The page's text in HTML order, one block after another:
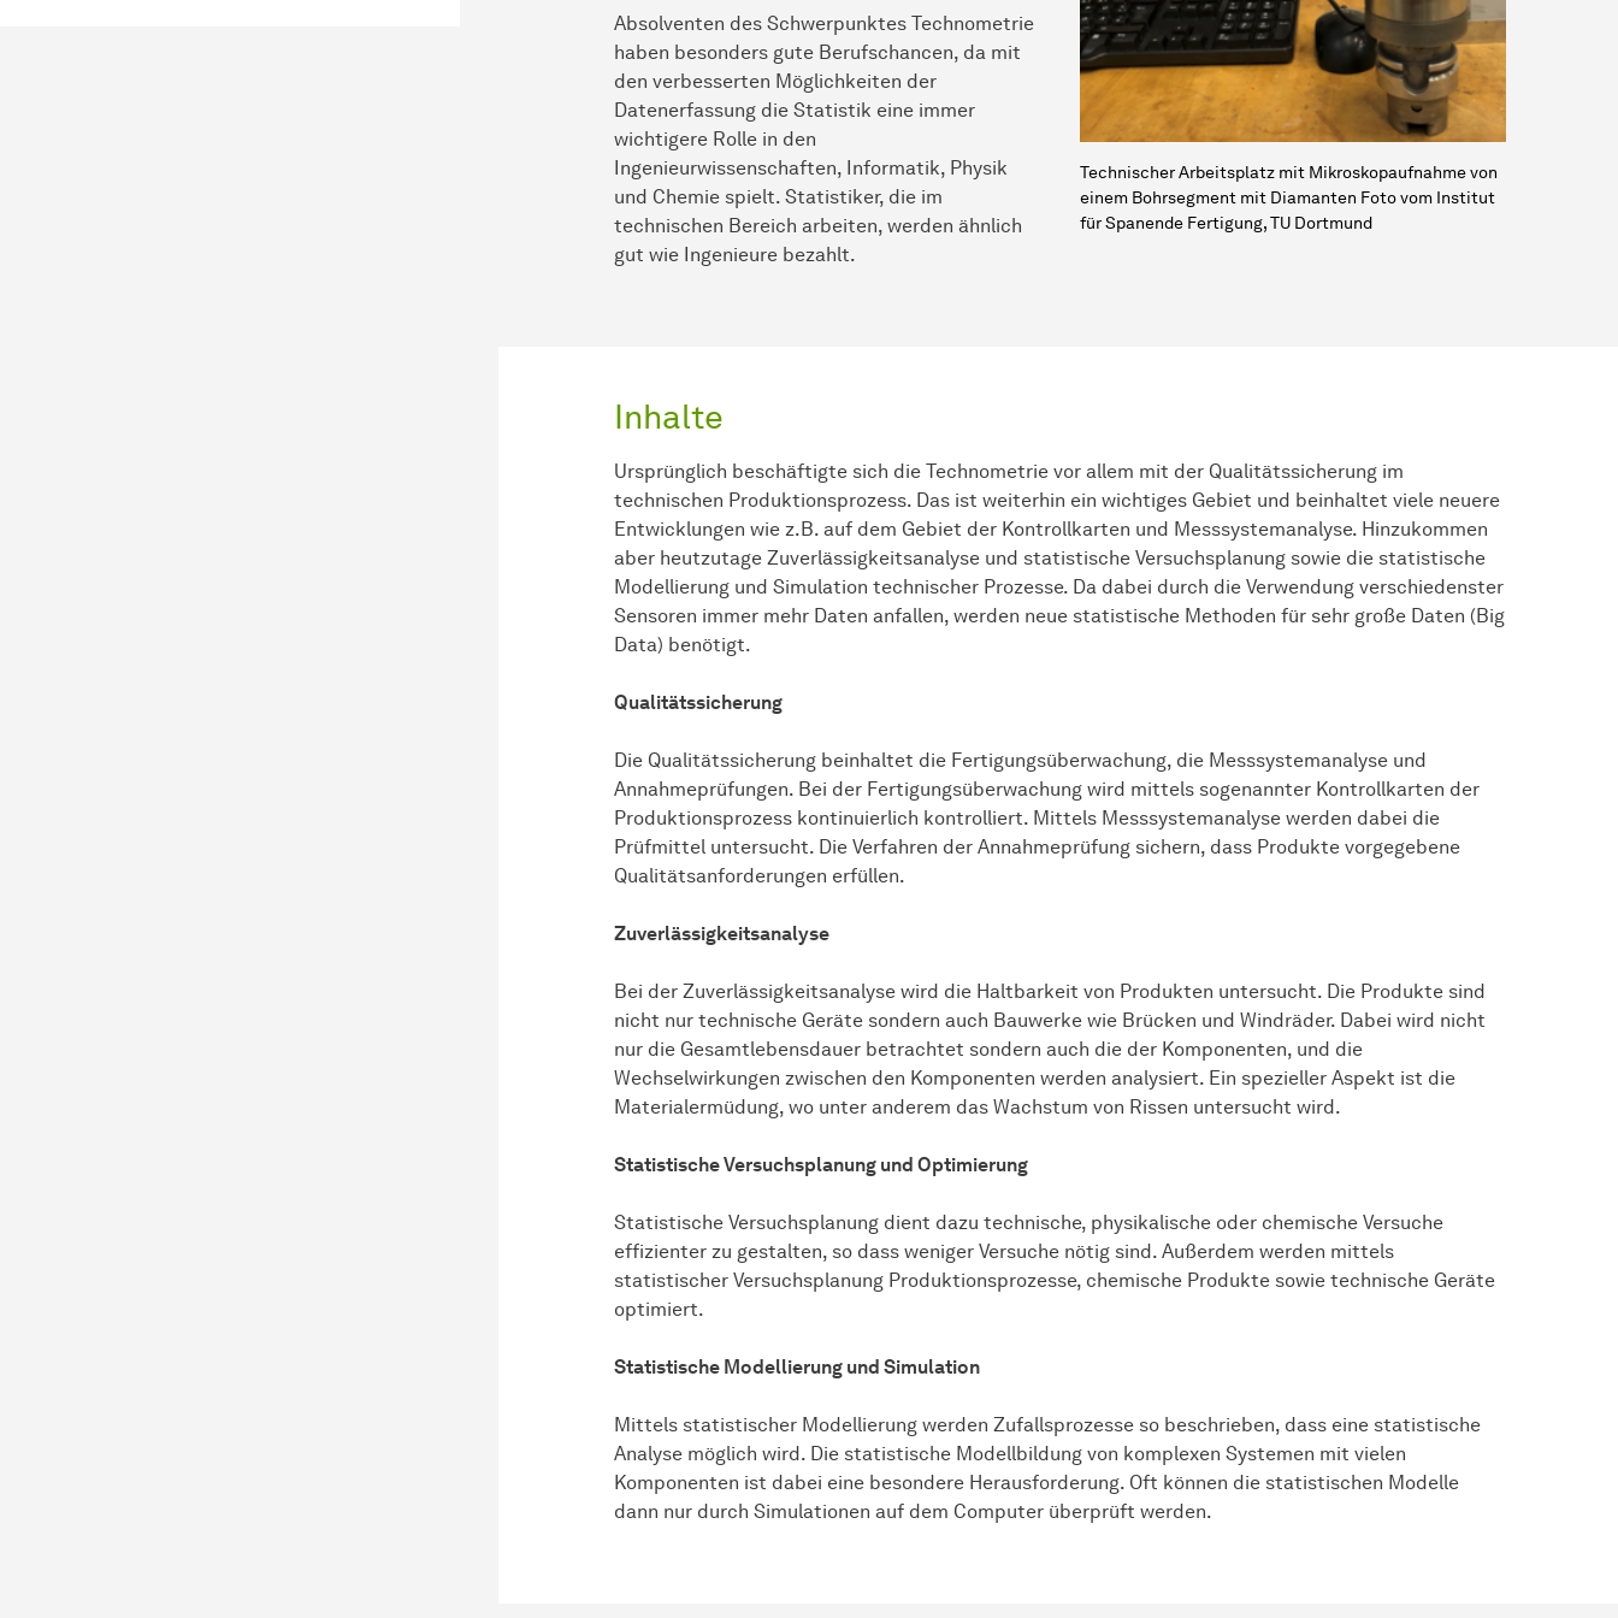
Absolventen des Schwerpunktes Technometrie
haben besonders gute Berufschancen, da mit
den verbesserten Möglichkeiten der
Datenerfassung die Statistik eine immer
wichtigere Rolle in den
Ingenieurwissenschaften, Informatik, Physik
und Chemie spielt. Statistiker, die im
technischen Bereich arbeiten, werden ähnlich
gut wie Ingenieure bezahlt.
Technischer Arbeitsplatz mit Mikroskopaufnahme von
einem Bohrsegment mit Diamanten Foto vom Institut
für Spanende Fertigung, TU Dortmund
Inhalte
Ursprünglich beschäftigte sich die Technometrie vor allem mit der Qualitätssicherung im
technischen Produktionsprozess. Das ist weiterhin ein wichtiges Gebiet und beinhaltet viele neuere
Entwicklungen wie z.B. auf dem Gebiet der Kontrollkarten und Messsystemanalyse. Hinzukommen
aber heutzutage Zuverlässigkeitsanalyse und statistische Versuchsplanung sowie die statistische
Modellierung und Simulation technischer Prozesse. Da dabei durch die Verwendung verschiedenster
Sensoren immer mehr Daten anfallen, werden neue statistische Methoden für sehr große Daten (Big
Data) benötigt.
Qualitätssicherung
Die Qualitätssicherung beinhaltet die Fertigungsüberwachung, die Messsystemanalyse und
Annahmeprüfungen. Bei der Fertigungsüberwachung wird mittels sogenannter Kontrollkarten der
Produktionsprozess kontinuierlich kontrolliert. Mittels Messsystemanalyse werden dabei die
Prüfmittel untersucht. Die Verfahren der Annahmeprüfung sichern, dass Produkte vorgegebene
Qualitätsanforderungen erfüllen.
Zuverlässigkeitsanalyse
Bei der Zuverlässigkeitsanalyse wird die Haltbarkeit von Produkten untersucht. Die Produkte sind
nicht nur technische Geräte sondern auch Bauwerke wie Brücken und Windräder. Dabei wird nicht
nur die Gesamtlebensdauer betrachtet sondern auch die der Komponenten, und die
Wechselwirkungen zwischen den Komponenten werden analysiert. Ein spezieller Aspekt ist die
Materialermüdung, wo unter anderem das Wachstum von Rissen untersucht wird.
Statistische Versuchsplanung und Optimierung
Statistische Versuchsplanung dient dazu technische, physikalische oder chemische Versuche
effizienter zu gestalten, so dass weniger Versuche nötig sind. Außerdem werden mittels
statistischer Versuchsplanung Produktionsprozesse, chemische Produkte sowie technische Geräte
optimiert.
Statistische Modellierung und Simulation
Mittels statistischer Modellierung werden Zufallsprozesse so beschrieben, dass eine statistische
Analyse möglich wird. Die statistische Modellbildung von komplexen Systemen mit vielen
Komponenten ist dabei eine besondere Herausforderung. Oft können die statistischen Modelle
dann nur durch Simulationen auf dem Computer überprüft werden.